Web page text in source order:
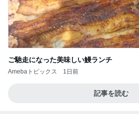
ご馳走になった美味しい鰻ランチ
Amebaトピックス 1日前
記事を読む